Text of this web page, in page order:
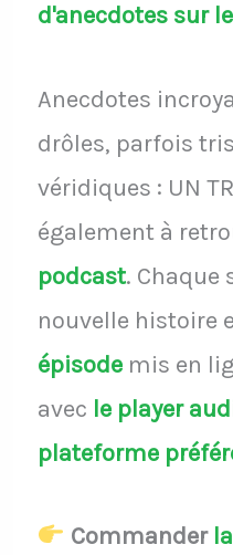
d'anecdotes sur
Anecdotes
drôles, parfois
véridiques : UN
également à
podcast. Chaque
nouvelle histoire
épisodemis en
avec le player
plateforme
Commander